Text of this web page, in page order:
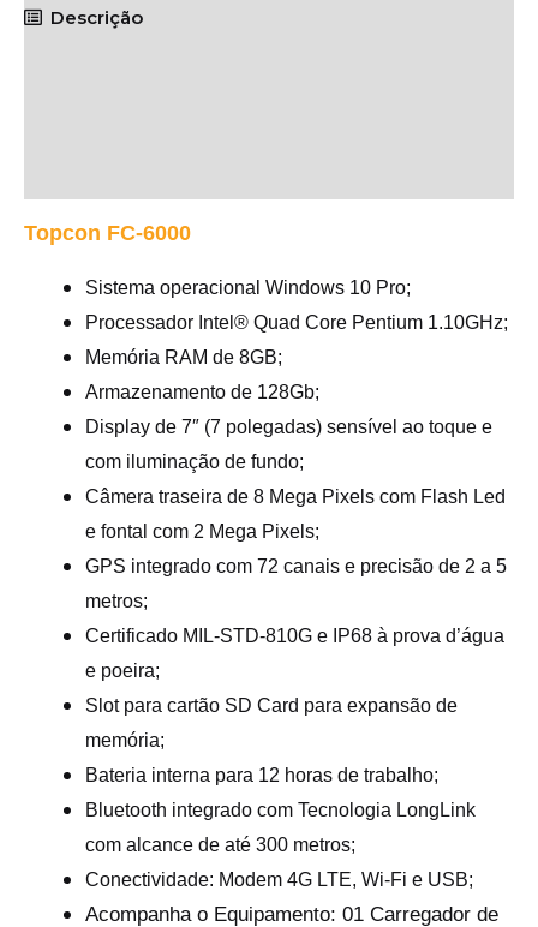
Descrição
Topcon FC-6000
Sistema operacional Windows 10 Pro;
Processador Intel® Quad Core Pentium 1.10GHz;
Memória RAM de 8GB;
Armazenamento de 128Gb;
Display de 7″ (7 polegadas) sensível ao toque e
com iluminação de fundo;
Câmera traseira de 8 Mega Pixels com Flash Led
e fontal com 2 Mega Pixels;
GPS integrado com 72 canais e precisão de 2 a 5
metros;
Certificado MIL-STD-810G e IP68 à prova d’água
e poeira;
Slot para cartão SD Card para expansão de
memória;
Bateria interna para 12 horas de trabalho;
Bluetooth integrado com Tecnologia LongLink
com alcance de até 300 metros;
Conectividade: Modem 4G LTE, Wi-Fi e USB;
Acompanha o Equipamento: 01 Carregador de